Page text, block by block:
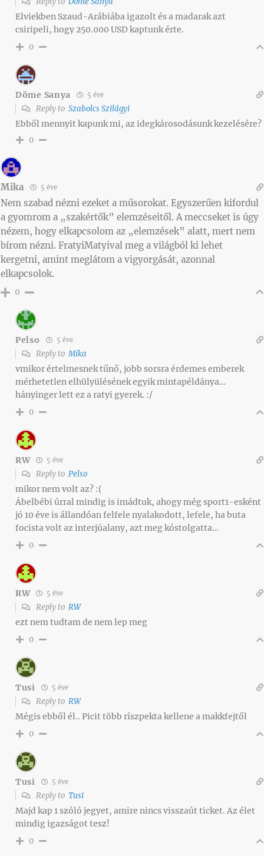
Elviekben Szaud-Arábiába igazolt és a madarak azt
csiripeli, hogy 250.000 USD kaptunk érte.
0
Döme Sanya 5 éve
Reply to Szabolcs Szilágyi
Ebből mennyit kapunk mi, az idegkárosodásunk kezelésére?
0
Mika 5 éve
Nem szabad nézni ezeket a műsorokat. Egyszerűen kifordul
a gyomrom a „szakértők” elemzéseitől. A meccseket is úgy
nézem, hogy elkapcsolom az „elemzések” alatt, mert nem
bírom nézni. FratyiMatyival meg a világból ki lehet
kergetni, amint meglátom a vigyorgását, azonnal
elkapcsolok.
0
Pelso 5 éve
Reply toMika
vmikor értelmesnek tűnő, jobb sorsra érdemes emberek
mérhetetlen elhülyülésének egyik mintapéldánya…
hányinger lett ez a ratyi gyerek. :/
0
RW 5 éve
Reply to Pelso
mikor nem volt az? :(
Ábelbébi úrral mindig is imádtuk, ahogy még sport1-esként
jó 10 éve is állandóan felfele nyalakodott, lefele, ha buta
focista volt az interjúalany, azt meg kóstolgatta…
0
RW 5 éve
Reply to RW
ezt nem tudtam de nem lep meg
0
Tusi 5 éve
Reply to RW
Mégis ebből él.. Picit több ríszpekta kellene a makkfejtől
0
Tusi 5 éve
Reply to Tusi
Majd kap 1 szóló jegyet, amire nincs visszaút ticket. Az élet
mindig igazságot tesz!
0